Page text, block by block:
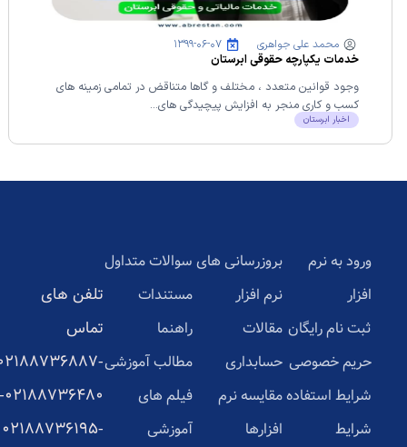
محمد علی جواهری
۱۳۹۹-۰۶-۰۷
خدمات یکپارچه حقوقی ابرستان
وجود قوانین متعدد ، مختلف و گاها متناقض در تمامی زمینه های
کسب و کاری منجر به افزایش پیچیدگی های...
اخبار ابرستان
ورود به نرم
افزار
ثبت نام رایگان
حریم خصوصی
شرایط استفاده
شرایط
بروزرسانی های
نرم افزار
مقالات
حسابداری
مقایسه نرم
افزارها
سوالات متداول
مستندات
راهنما
مطالب آموزشی
فیلم های
آموزشی
تلفن های
تماس
02188736480-
02188736195-